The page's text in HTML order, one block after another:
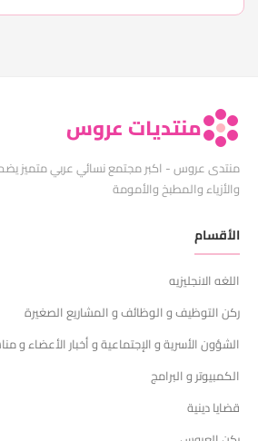
منتديات عروس
منتدى عروس - اكبر مجتمع نسائي عربي متميز
والأزياء والمطبخ والأمومة
الأقسام
اللغه الانجليزيه
ركن التوظيف و الوظائف و المشاريع الصغيرة
الشؤون الأسرية و الإجتماعية و أخبار الأعضاء و
الكمبيوتر و البرامج
قضايا دينية